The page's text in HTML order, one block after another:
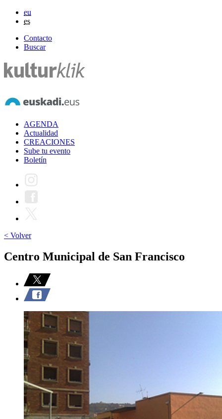
eu
es
Contacto
Buscar
AGENDA
Actualidad
CREACIONES
Sube tu evento
Boletín
< Volver
Centro Municipal de San Francisco